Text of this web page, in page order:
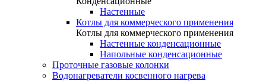
Настенные
Котлы для коммерческого применения
Котлы для коммерческого применения
Настенные конденсационные
Напольные конденсационные
Проточные газовые колонки
Водонагреватели косвенного нагрева